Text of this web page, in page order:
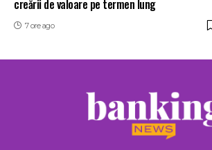
creării de valoare pe termen lung
7 ore ago